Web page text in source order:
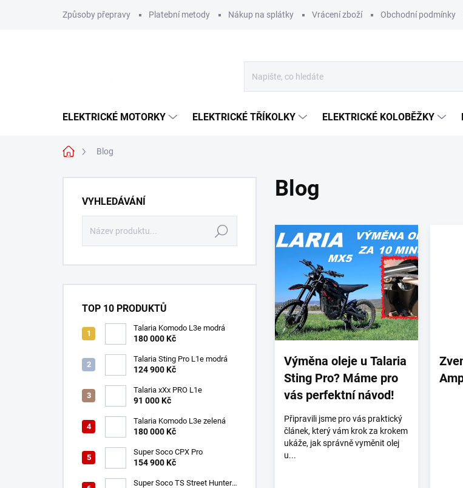
Způsoby přepravy Platební metody Nákup na splátky Vrácení zboží Obchodní podmínky
ELEKTRICKÉ MOTORKY ELEKTRICKÉ TŘÍKOLKY ELEKTRICKÉ KOLOBĚŽKY
Domů Blog
P
n
í
VYHLEDÁVÁNÍ
Hledat
TOP 10 PRODUKTŮ
Talaria Komodo L3e modrá
180 000 Kč
Talaria Sting Pro L1e modrá
124 900 Kč
Talaria xXx PRO L1e
91 000 Kč
Talaria Komodo L3e zelená
180 000 Kč
Super Soco CPX Pro
154 900 Kč
Super Soco TS Street Hunter
Blog
V
ý
p
č
l
á
n
k
Výměna oleje u Talaria
Sting Pro? Máme pro
vás perfektní návod!
Připravili jsme pro vás praktický
článek, který vám krok za krokem
ukáže, jak správně vyměnit olej
u...